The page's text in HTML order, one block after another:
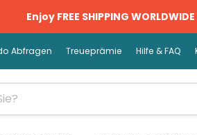
Enjoy FREE SHIPPING
Abfragen Treueprämie Hilfe & FAQ